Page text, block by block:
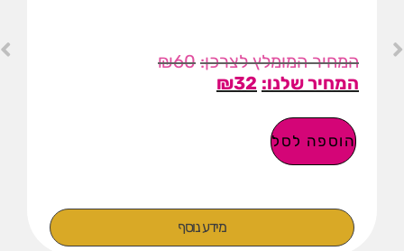
₪60
₪32
הוספה לסל
מידע נוסף